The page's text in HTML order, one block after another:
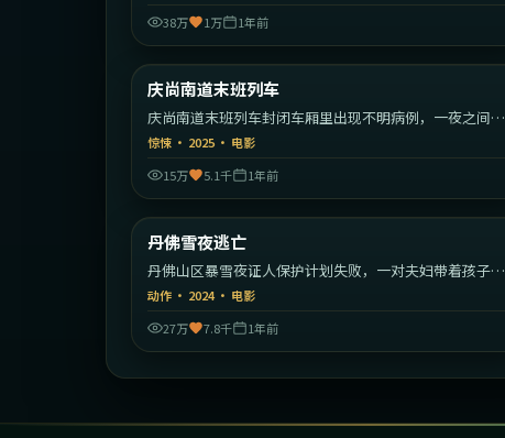
38万
1万 1年前
最新
庆尚南道末班列车
庆尚南道末班列车封闭车厢里出现不明病例，一夜之间秩
序崩塌。
惊悚· 2025· 电影
15万
5.1千 1年前
最新
丹佛雪夜逃亡
丹佛山区暴雪夜证人保护计划失败，一对夫妇带着孩子开
始绝命逃亡。
动作· 2024· 电影
27万
7.8千 1年前